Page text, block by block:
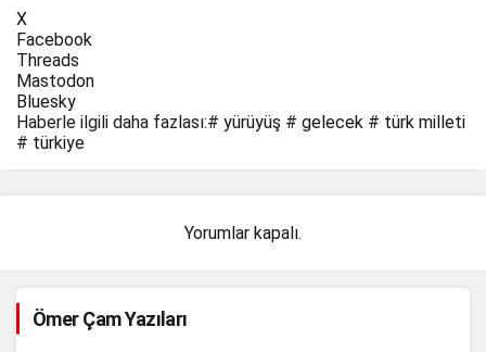
X
Facebook
Threads
Mastodon
Bluesky
Haberle ilgili daha fazlası:# yürüyüş # gelecek # türk milleti
# türkiye
Yorumlar kapalı.
Ömer Çam Yazıları